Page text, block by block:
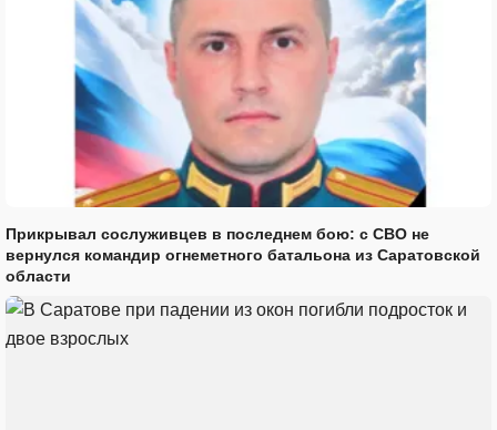
Прикрывал сослуживцев в последнем бою: с СВО не
вернулся командир огнеметного батальона из Саратовской
области